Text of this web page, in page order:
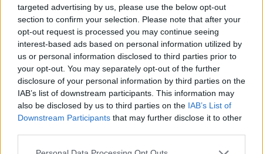
targeted advertising by us, please use the below opt-out
section to confirm your selection. Please note that after your
opt-out request is processed you may continue seeing
interest-based ads based on personal information utilized by
us or personal information disclosed to third parties prior to
your opt-out. You may separately opt-out of the further
disclosure of your personal information by third parties on the
IAB’s list of downstream participants. This information may
also be disclosed by us to third parties on the IAB’s List of
Downstream Participants that may further disclose it to other